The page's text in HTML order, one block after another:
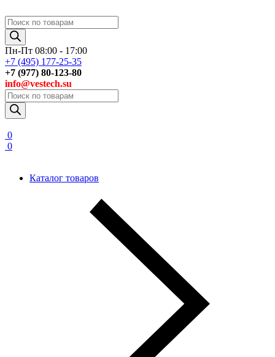
Поиск
товаров
Пн-Пт 08:00 - 17:00
+7 (495) 177-25-35
+7 (977) 80-123-80
info@vestech.su
Поиск
товаров
0
0
Каталог товаров